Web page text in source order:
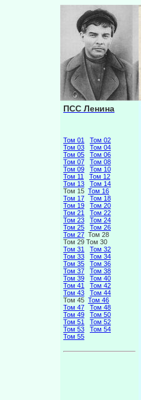
ПСС Ленина
Том 01
Том 02
Том 03
Том 04
Том 05
Том 06
Том 07
Том 08
Том 09
Том 10
Том 11
Том 12
Том 13
Том 14
Том 15 Том 16
Том 17
Том 18
Том 19
Том 20
Том 21
Том 22
Том 23
Том 24
Том 25
Том 26
Том 27 Том 28
Том 29 Том 30
Том 31
Том 32
Том 33
Том 34
Том 35
Том 36
Том 37
Том 38
Том 39
Том 40
Том 41
Том 42
Том 43
Том 44
Том 45 Том 46
Том 47
Том 48
Том 49
Том 50
Том 51
Том 52
Том 53
Том 54
Том 55